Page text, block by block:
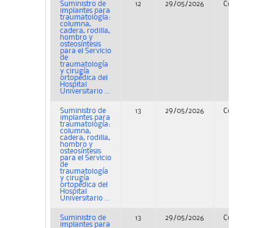
Suministro de
implantes para
traumatología:
columna,
cadera, rodilla,
hombro y
osteosíntesis
para el Servicio
de
traumatología
y cirugía
ortopédica del
Hospital
Universitario ...
12 29/05/2026 Concurso
Suministro de
implantes para
traumatología:
columna,
cadera, rodilla,
hombro y
osteosíntesis
para el Servicio
de
traumatología
y cirugía
ortopédica del
Hospital
Universitario ...
13 29/05/2026 Concurso
Suministro de
implantes para
13 29/05/2026 Concurso